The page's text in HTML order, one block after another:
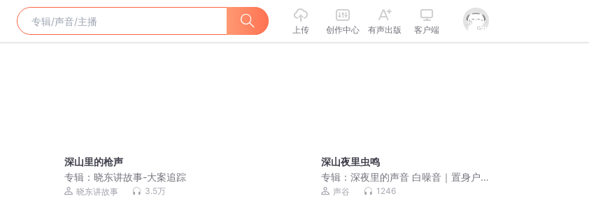
上传 创作中心 有声出版 客户端
深山里的枪声
专辑：晓东讲故事-大案追踪
晓东讲故事 3.5万
深山夜里虫鸣
专辑：深夜里的声音 白噪音｜置身户外
5分钟入睡
声谷 1246